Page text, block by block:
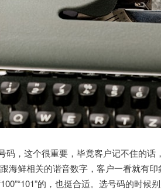
，这个很重要，毕竟客户记不住的话
跟海鲜相关的谐音数字，客户一看就有
的，也挺合适。选号码的时